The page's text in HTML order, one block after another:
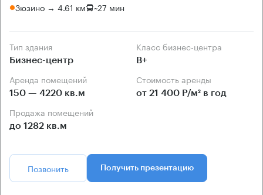
Зюзино → 4.61 км ~27 мин
Тип здания
Бизнес-центр
Класс бизнес-центра
B+
Аренда помещений
150 — 4220 кв.м
Стоимость аренды
от 21 400 Р/м² в год
Продажа помещений
до 1282 кв.м
Позвонить Получить презентацию